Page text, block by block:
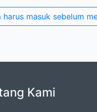
harus masuk sebelum
Kami